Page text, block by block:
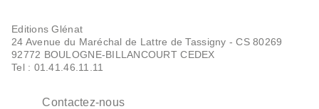
Editions Glénat
24 Avenue du Maréchal de Lattre de Tassigny - CS 80269
92772 BOULOGNE-BILLANCOURT CEDEX
Tel : 01.41.46.11.11
Contactez-nous